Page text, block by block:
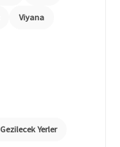
Viyana
Gezilecek Yerler